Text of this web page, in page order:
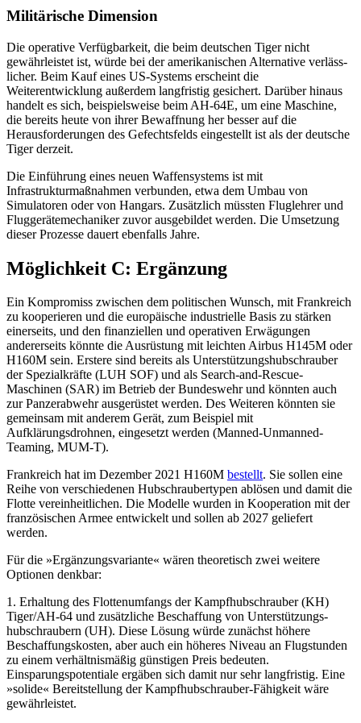
Militärische Dimension
Die operative Verfügbarkeit, die beim deut­schen Tiger nicht
gewährleistet ist, würde bei der amerikanischen Alternative verläss­
licher. Beim Kauf eines US-Systems er­scheint die
Weiterentwicklung außerdem lang­fristig gesichert. Darüber hinaus
handelt es sich, beispielsweise beim AH-64E, um eine Maschine,
die bereits heute von ihrer Be­waffnung her besser auf die
Herausforderungen des Gefechtsfelds eingestellt ist als der deutsche
Tiger derzeit.
Die Einführung eines neuen Waffen­systems ist mit
Infrastrukturmaßnahmen verbunden, etwa dem Umbau von
Simulatoren oder von Hangars. Zusätzlich müssten Fluglehrer und
Fluggerätemechaniker zuvor ausgebildet werden. Die Umsetzung
dieser Prozesse dauert ebenfalls Jahre.
Möglichkeit C: Ergänzung
Ein Kompromiss zwischen dem politischen Wunsch, mit Frankreich
zu kooperieren und die europäische industrielle Basis zu stärken
einerseits, und den finanziellen und operativen Erwägungen
andererseits könnte die Ausrüstung mit leichten Airbus H145M oder
H160M sein. Erstere sind bereits als Unterstützungshubschrauber
der Spezialkräfte (LUH SOF) und als Search-and-Rescue-
Maschinen (SAR) im Betrieb der Bundeswehr und könnten auch
zur Panzer­abwehr ausgerüstet werden. Des Weiteren könnten sie
gemeinsam mit anderem Gerät, zum Beispiel mit
Aufklärungsdrohnen, ein­gesetzt werden (Manned-Unmanned-
Team­ing, MUM-T).
Frankreich hat im Dezember 2021 H160M bestellt. Sie sollen eine
Reihe von verschiedenen Hubschraubertypen ablösen und damit die
Flotte vereinheitlichen. Die Modelle wurden in Kooperation mit der
französischen Armee ent­wickelt und sollen ab 2027 geliefert
werden.
Für die »Ergänzungsvariante« wären theo­retisch zwei weitere
Optionen denkbar:
1. Erhaltung des Flottenumfangs der Kampfhubschrauber (KH)
Tiger/AH-64 und zusätzliche Beschaffung von Unterstützungs­
hubschraubern (UH). Diese Lösung würde zunächst höhere
Beschaffungskosten, aber auch ein höheres Niveau an Flugstunden
zu einem verhältnismäßig günstigen Preis be­deuten.
Einsparungspotentiale ergäben sich damit nur sehr langfristig. Eine
»solide« Bereitstellung der Kampfhubschrauber-Fähig­keit wäre
gewährleistet.